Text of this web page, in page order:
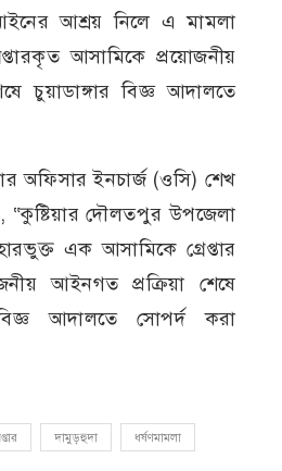
আশ্রয় নিলে এ মামলা
আসামিকে প্রয়োজনীয়
চুয়াডাঙ্গার বিজ্ঞ আদালতে
অফিসার ইনচার্জ (ওসি) শেখ
“কুষ্টিয়ার দৌলতপুর উপজেলা
এক আসামিকে গ্রেপ্তার
আইনগত প্রক্রিয়া শেষে
আদালতে সোপর্দ করা
দামুড়হুদা ধর্ষণমামলা